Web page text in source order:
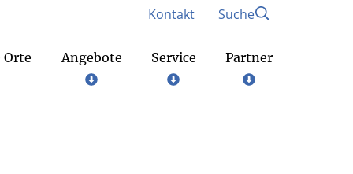
Orte Angebote Service Partner
Kontakt Suche